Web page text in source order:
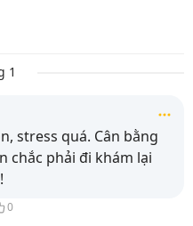
1
stress quá. Cân bằng
chắc phải đi khám lại
0